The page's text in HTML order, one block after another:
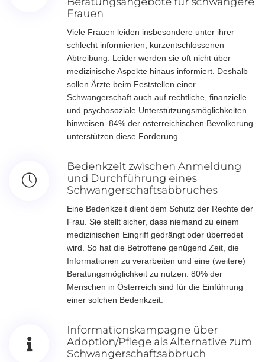
Frauen
Viele Frauen leiden insbesondere unter ihrer
schlecht informierten, kurzentschlossenen
Abtreibung. Leider werden sie oft nicht über
medizinische Aspekte hinaus informiert. Deshalb
sollen Ärzte beim Feststellen einer
Schwangerschaft auch auf rechtliche, finanzielle
und psychosoziale Unterstützungsmöglichkeiten
hinweisen. 84% der österreichischen Bevölkerung
unterstützen diese Forderung.
Bedenkzeit zwischen Anmeldung
und Durchführung eines
Schwangerschaftsabbruches
Eine Bedenkzeit dient dem Schutz der Rechte der
Frau. Sie stellt sicher, dass niemand zu einem
medizinischen Eingriff gedrängt oder überredet
wird. So hat die Betroffene genügend Zeit, die
Informationen zu verarbeiten und eine (weitere)
Beratungsmöglichkeit zu nutzen. 80% der
Menschen in Österreich sind für die Einführung
einer solchen Bedenkzeit.
Informationskampagne über
Adoption/Pflege als Alternative zum
Schwangerschaftsabbruch